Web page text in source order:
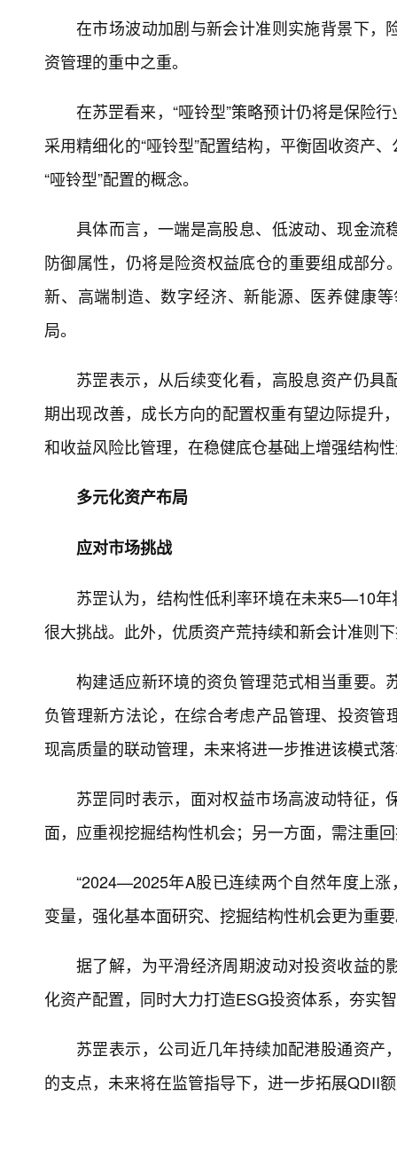
在市场波动加剧与新会计准则实施背景下
资管理的重中之重。
在苏罡看来，“哑铃型”策略预计仍将是保险
采用精细化的“哑铃型”配置结构，平衡固收资产
“哑铃型”配置的概念。
具体而言，一端是高股息、低波动、现金
防御属性，仍将是险资权益底仓的重要组成部
新、高端制造、数字经济、新能源、医养健康
局。
苏罡表示，从后续变化看，高股息资产仍
期出现改善，成长方向的配置权重有望边际提升
和收益风险比管理，在稳健底仓基础上增强结构
多元化资产布局
应对市场挑战
苏罡认为，结构性低利率环境在未来5—10
很大挑战。此外，优质资产荒持续和新会计准则
构建适应新环境的资负管理范式相当重要
负管理新方法论，在综合考虑产品管理、投资
现高质量的联动管理，未来将进一步推进该模式
苏罡同时表示，面对权益市场高波动特征
面，应重视挖掘结构性机会；另一方面，需注重
“2024—2025年A股已连续两个自然年度上
变量，强化基本面研究、挖掘结构性机会更为重
据了解，为平滑经济周期波动对投资收益
化资产配置，同时大力打造ESG投资体系，夯实
苏罡表示，公司近几年持续加配港股通资
的支点，未来将在监管指导下，进一步拓展QDII